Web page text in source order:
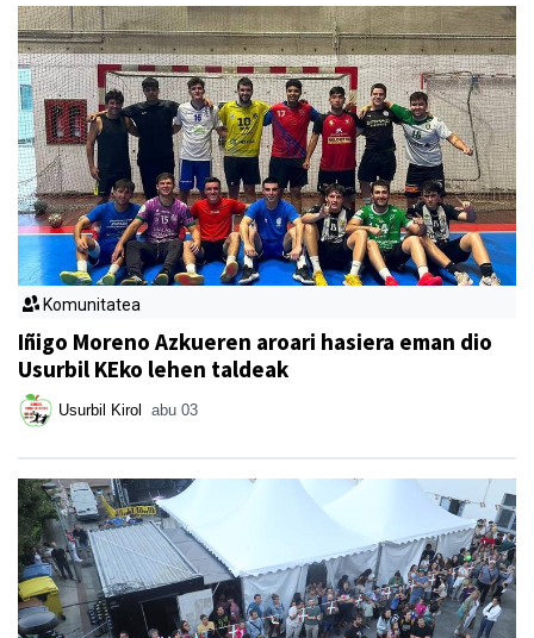
Komunitatea
Iñigo Moreno Azkueren aroari hasiera eman dio
Usurbil KEko lehen taldeak
Usurbil Kirol abu 03